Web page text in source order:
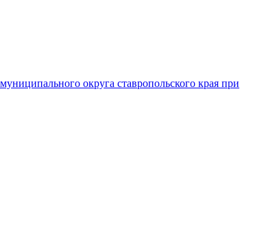
округа ставропольского края при